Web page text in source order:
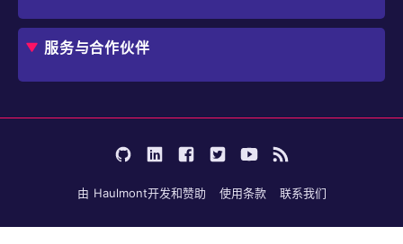
价格
独立软件开发商
企业架构师
用户案例
避免 SaaS/低代码 供应商费用和限制
内部工作流自动化
概述
选择 Jmix
开始使用
学习
服务与合作伙伴
培训
由 Haulmont开发和赞助 使用条款 联系我们